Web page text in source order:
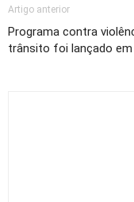
Artigo anterior
Programa contra
trânsito foi lançado em